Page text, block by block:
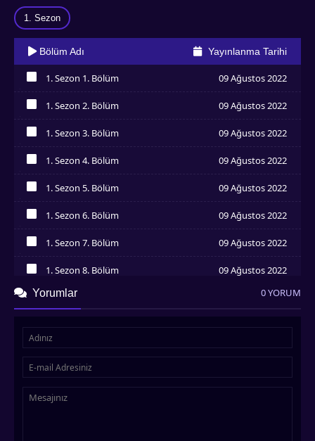
erkeği sevmek ile yaşayabilecek mi? Bull Fighting Türkçe
altyazılı izle! En çok izlenen Asya dizileri, Hint dizileri, Çin
dizileri, Kore dizileri, Tayland dizileri Asyadiziizle’de
1. Sezon
Bölüm Adı Yayınlanma Tarihi
1. Sezon 1. Bölüm 09 Ağustos 2022
1. Sezon 2. Bölüm 09 Ağustos 2022
1. Sezon 3. Bölüm 09 Ağustos 2022
1. Sezon 4. Bölüm 09 Ağustos 2022
1. Sezon 5. Bölüm 09 Ağustos 2022
1. Sezon 6. Bölüm 09 Ağustos 2022
1. Sezon 7. Bölüm 09 Ağustos 2022
İzledim
1. Sezon 8. Bölüm 09 Ağustos 2022
1. Sezon 9. Bölüm 09 Ağustos 2022
İzledim
İzledim
İzledim
1. Sezon 13. Bölüm
Yorumlar 0 YORUM